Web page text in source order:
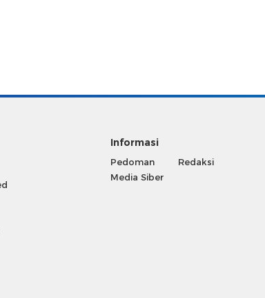
Informasi
Pedoman
Media Siber
Redaksi